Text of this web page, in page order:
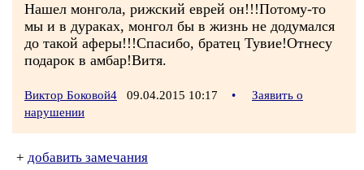
Нашел монгола, рижский еврей он!!!Потому-то
мы и в дураках, монгол бы в жизнь не додумался
до такой аферы!!!Спасибо, братец Тувие!Отнесу
подарок в амбар!Витя.
Виктор Боковой4 09.04.2015 10:17 •
Заявить о
нарушении
+ добавить замечания